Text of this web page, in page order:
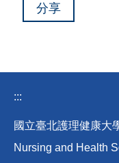
分享
:::
國立臺北護理健康大
Nursing and Health